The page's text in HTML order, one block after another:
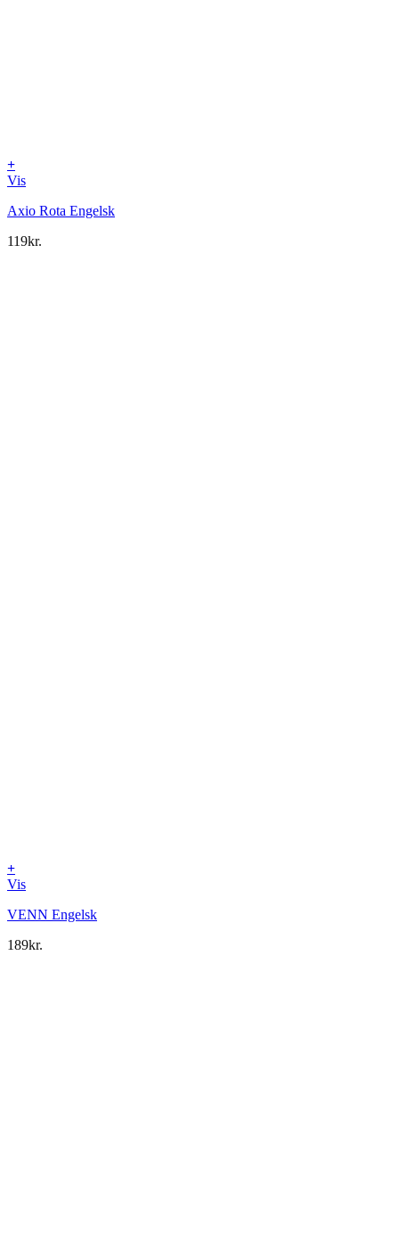
+
Vis
Axio Rota Engelsk
119kr.
+
Vis
VENN Engelsk
189kr.